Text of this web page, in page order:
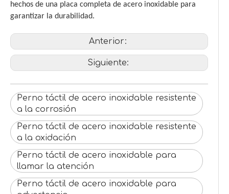
hechos de una placa completa de acero inoxidable para
garantizar la durabilidad.
Anterior:
Siguiente:
Perno táctil de acero inoxidable resistente
a la corrosión
Perno táctil de acero inoxidable resistente
a la oxidación
Perno táctil de acero inoxidable para
llamar la atención
Perno táctil de acero inoxidable para